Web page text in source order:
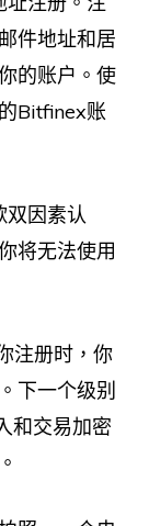
件地址和居
的账户。使
Bitfinex账
双因素认
将无法使用
注册时，你
下一个级别
和交易加密